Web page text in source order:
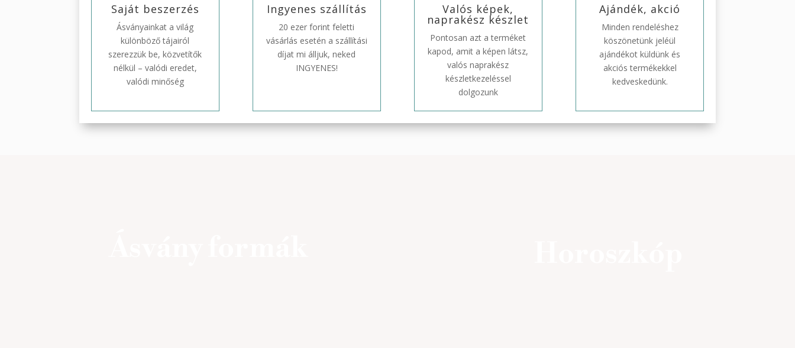
Saját beszerzés
Ásványainkat a világ
különböző tájairól
szerezzük be, közvetítők
nélkül – valódi eredet,
valódi minőség
Ingyenes szállítás
20 ezer forint feletti
vásárlás esetén a szállítási
díjat mi álljuk, neked
INGYENES!
Valós képek,
naprakész készlet
Pontosan azt a terméket
kapod, amit a képen látsz,
valós naprakész
készletkezeléssel
dolgozunk
Ajándék, akció
Minden rendeléshez
köszönetünk jeléül
ajándékot küldünk és
akciós termékekkel
kedveskedünk.